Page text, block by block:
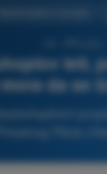
leti,
da se